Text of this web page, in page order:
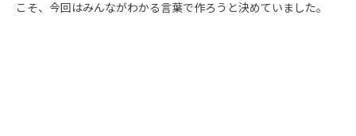
こそ、今回はみんながわかる言葉で作ろうと決めていました。